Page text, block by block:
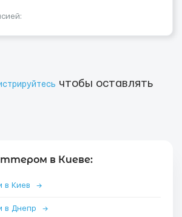
чтобы оставлять
в Киеве:
в Киев →
в Днепр →